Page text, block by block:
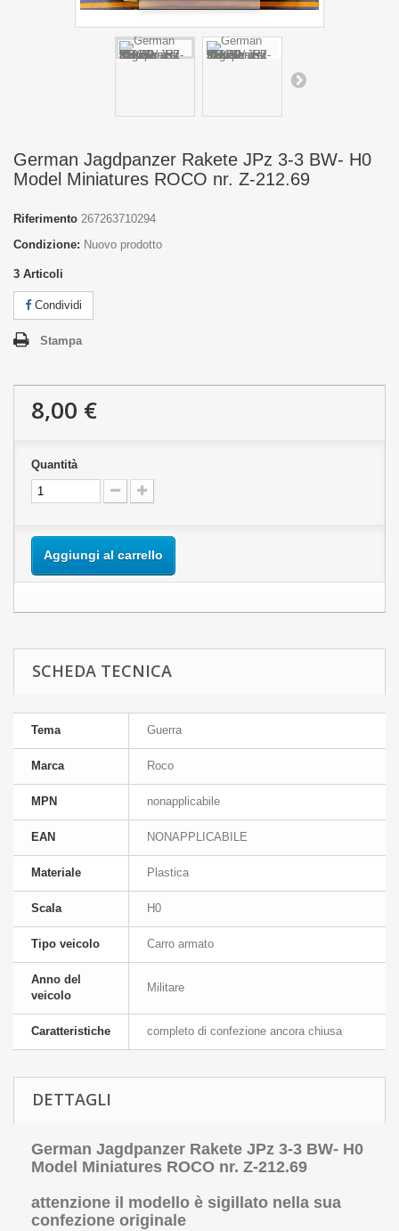
German Jagdpanzer Rakete JPz 3-3 BW- H0
Model Miniatures ROCO nr. Z-212.69
Riferimento 267263710294
Condizione: Nuovo prodotto
3 Articoli
Condividi
Stampa
8,00 €
Quantità
Aggiungi al carrello
SCHEDA TECNICA
Tema Guerra
Marca Roco
MPN nonapplicabile
EAN NONAPPLICABILE
Materiale Plastica
Scala H0
Tipo veicolo Carro armato
Anno del
veicolo
Militare
Caratteristiche completo di confezione ancora chiusa
DETTAGLI
German Jagdpanzer Rakete JPz 3-3 BW- H0
Model Miniatures ROCO nr. Z-212.69
attenzione il modello è sigillato nella sua
confezione originale